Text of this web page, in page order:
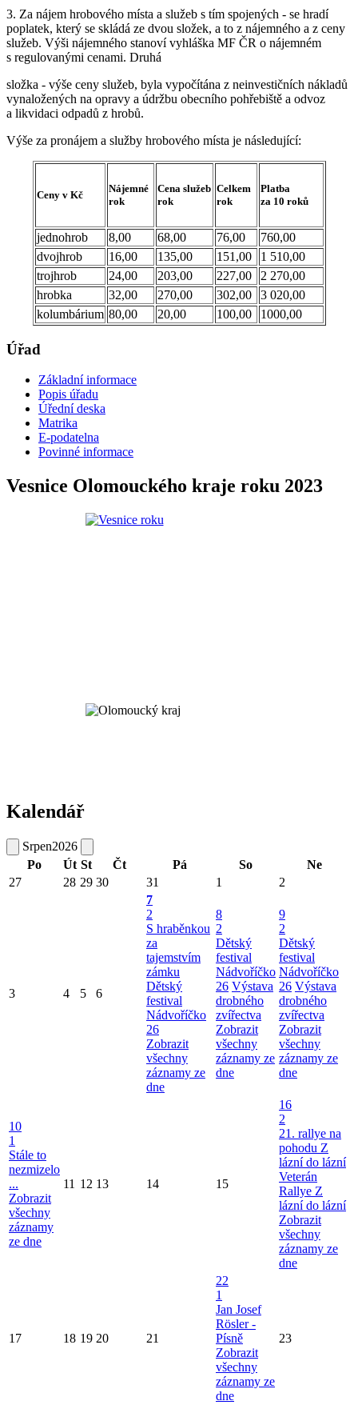
3. Za nájem hrobového místa a služeb s tím spojených - se hradí
poplatek, který se skládá ze dvou složek, a to z nájemného a z ceny
služeb. Výši nájemného stanoví vyhláška MF ČR o nájemném
s regulovanými cenami. Druhá
složka - výše ceny služeb, byla vypočítána z neinvestičních nákladů
vynaložených na opravy a údržbu obecního pohřebiště a odvoz
a likvidaci odpadů z hrobů.
Výše za pronájem a služby hrobového místa je následující:
Ceny v Kč
Nájemné
rok
Cena služeb
rok
Celkem
rok
Platba
za 10 roků
jednohrob 8,00 68,00 76,00
760,00
dvojhrob
16,00 135,00 151,00
1 510,00
trojhrob
24,00 203,00 227,00
2 270,00
hrobka
32,00 270,00 302,00
3 020,00
kolumbárium 80,00 20,00 100,00 1000,00
Úřad
Základní informace
Popis úřadu
Úřední deska
Matrika
E-podatelna
Povinné informace
Vesnice Olomouckého kraje roku 2023
Kalendář
Srpen2026
Po
Út St Čt Pá So
Ne
27
28 29 30 31 1 2
3 4 5 6
7
2
S hraběnkou
za
tajemstvím
zámku
Dětský
festival
Nádvoříčko
26
Zobrazit
všechny
záznamy ze
dne
8
2
Dětský
festival
Nádvoříčko
26 Výstava
drobného
zvířectva
Zobrazit
všechny
záznamy ze
dne
9
2
Dětský
festival
Nádvoříčko
26 Výstava
drobného
zvířectva
Zobrazit
všechny
záznamy ze
dne
10
1
Stále to
nezmizelo
...
Zobrazit
všechny
záznamy
ze dne
11 12 13 14 15
16
2
21. rallye na
pohodu Z
lázní do lázní
Veterán
Rallye Z
lázní do lázní
Zobrazit
všechny
záznamy ze
dne
17 18 19 20 21
22
1
Jan Josef
Rösler -
Písně
Zobrazit
všechny
záznamy ze
dne
23